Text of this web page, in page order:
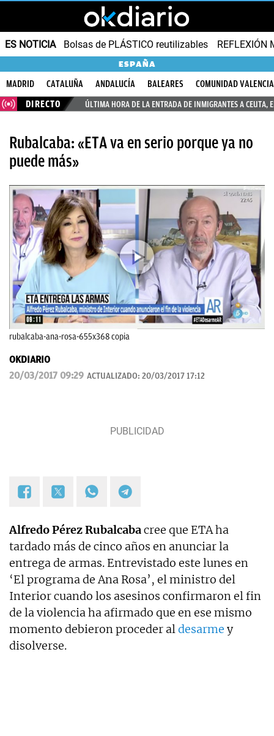
ES NOTICIA Bolsas de PLÁSTICO reutilizables REFLEXIÓN
ESPAÑA
MADRID CATALUÑA ANDALUCÍA BALEARES
COMUNIDAD
DIRECTO
ÚLTIMA HORA DE LA ENTRADA DE INMIGRANTES A CEUTA,
Rubalcaba: «ETA va en serio porque ya no
puede más»
rubalcaba-ana-rosa-655x368 copia
OKDIARIO
20/03/2017 09:29 ACTUALIZADO: 20/03/2017 17:12
Alfredo Pérez Rubalcabacree que ETA ha
tardado más de cinco años en anunciar la
entrega de armas. Entrevistado este lunes en
‘El programa de Ana Rosa’, el ministro del
Interior cuando los asesinos confirmaron el fin
de la violencia ha afirmado que en ese mismo
momento debieron proceder aldesarme y
disolverse.